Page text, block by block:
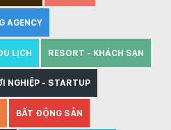
AGENCY
LỊCH RESORT - KHÁCH SẠN
NGHIỆP - STARTUP
BẤT ĐỘNG SẢN